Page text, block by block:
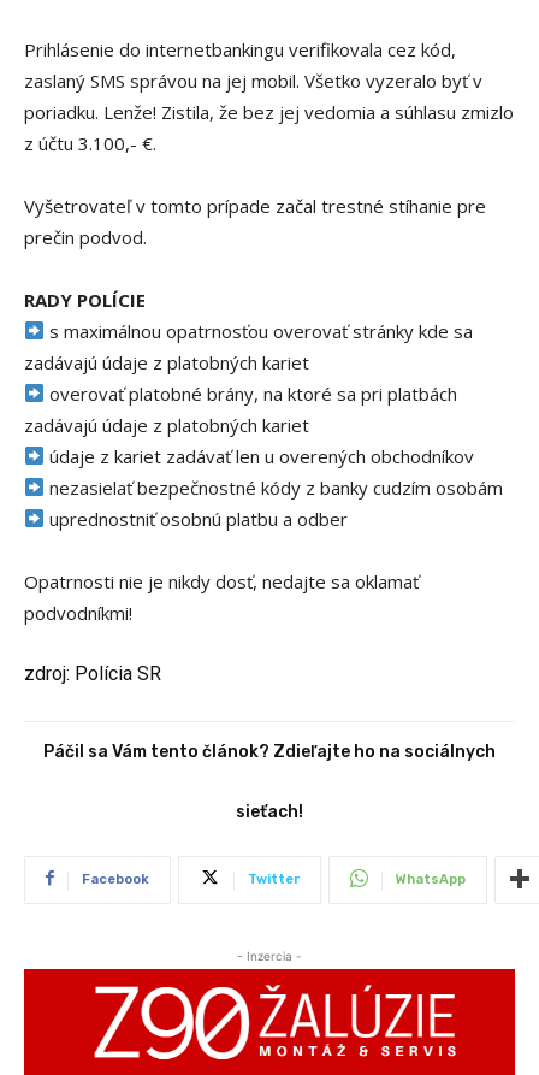
Prihlásenie do internetbankingu verifikovala cez kód,
zaslaný SMS správou na jej mobil. Všetko vyzeralo byť v
poriadku. Lenže! Zistila, že bez jej vedomia a súhlasu zmizlo
z účtu 3.100,- €.
Vyšetrovateľ v tomto prípade začal trestné stíhanie pre
prečin podvod.
RADY POLÍCIE
s maximálnou opatrnosťou overovať stránky kde sa
zadávajú údaje z platobných kariet
overovať platobné brány, na ktoré sa pri platbách
zadávajú údaje z platobných kariet
údaje z kariet zadávať len u overených obchodníkov
nezasielať bezpečnostné kódy z banky cudzím osobám
uprednostniť osobnú platbu a odber
Opatrnosti nie je nikdy dosť, nedajte sa oklamať
podvodníkmi!
zdroj: Polícia SR
Páčil sa Vám tento článok? Zdieľajte ho na sociálnych
sieťach!
Facebook Twitter WhatsApp
- Inzercia -